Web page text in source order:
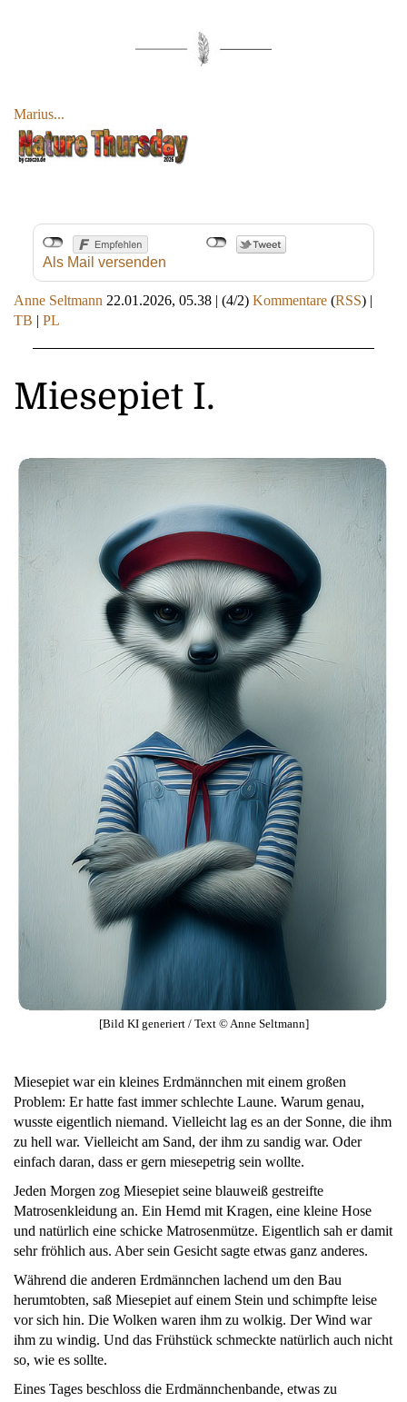
Marius...
Als Mail versenden
Anne Seltmann 22.01.2026, 05.38 | (4/2) Kommentare (RSS) |
TB | PL
Miesepiet I.
[Bild KI generiert / Text © Anne Seltmann]
Miesepiet war ein kleines Erdmännchen mit einem großen
Problem: Er hatte fast immer schlechte Laune. Warum genau,
wusste eigentlich niemand. Vielleicht lag es an der Sonne, die ihm
zu hell war. Vielleicht am Sand, der ihm zu sandig war. Oder
einfach daran, dass er gern miesepetrig sein wollte.
Jeden Morgen zog Miesepiet seine blauweiß gestreifte
Matrosenkleidung an. Ein Hemd mit Kragen, eine kleine Hose
und natürlich eine schicke Matrosenmütze. Eigentlich sah er damit
sehr fröhlich aus. Aber sein Gesicht sagte etwas ganz anderes.
Während die anderen Erdmännchen lachend um den Bau
herumtobten, saß Miesepiet auf einem Stein und schimpfte leise
vor sich hin. Die Wolken waren ihm zu wolkig. Der Wind war
ihm zu windig. Und das Frühstück schmeckte natürlich auch nicht
so, wie es sollte.
Eines Tages beschloss die Erdmännchenbande, etwas zu